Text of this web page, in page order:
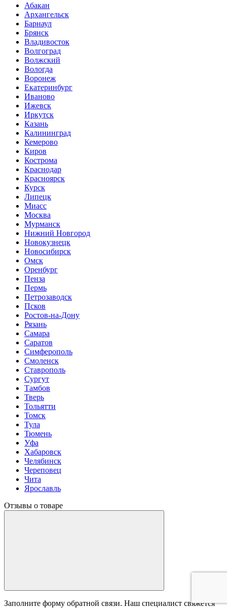
Абакан
Архангельск
Барнаул
Брянск
Владивосток
Волгоград
Волжский
Вологда
Воронеж
Екатеринбург
Иваново
Ижевск
Иркутск
Казань
Калининград
Кемерово
Киров
Кострома
Краснодар
Красноярск
Курск
Липецк
Миасс
Москва
Мурманск
Нижний Новгород
Новокузнецк
Новосибирск
Омск
Оренбург
Пенза
Пермь
Петрозаводск
Псков
Ростов-на-Дону
Рязань
Самара
Саратов
Симферополь
Смоленск
Ставрополь
Сургут
Тамбов
Тверь
Тольятти
Томск
Тула
Тюмень
Уфа
Хабаровск
Челябинск
Череповец
Чита
Ярославль
Отзывы о товаре
Заполните форму обратной связи. Наш специалист свяжется